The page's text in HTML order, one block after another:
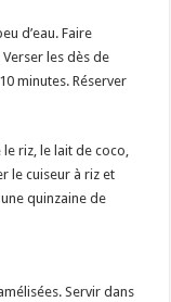
d’eau. Faire
les dès de
minutes. Réserver
riz, le lait de coco,
le cuiseur à riz et
une quinzaine de
Servir dans